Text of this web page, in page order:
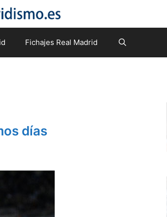
Fichajes Real Madrid
días